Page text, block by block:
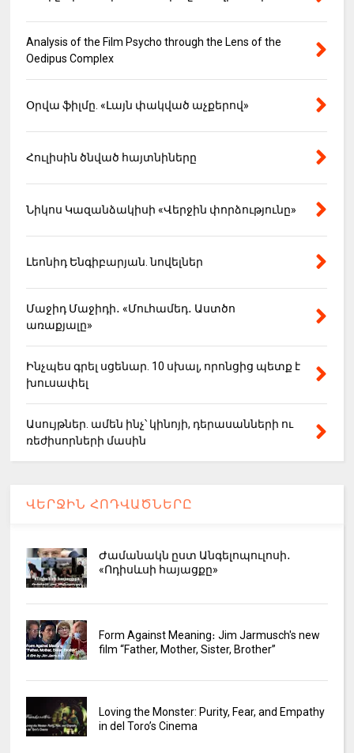
Analysis of the Film Psycho through the Lens of the
Oedipus Complex
Օրվա ֆիլմը. «Լայն փակված աչքերով»
Հուլիսին ծնված հայտնիները
Նիկոս Կազանձակիսի «Վերջին փորձությունը»
Լեոնիդ Ենգիբարյան. նովելներ
Մաջիդ Մաջիդի․ «Մուհամեդ․ Աստծո
առաքյալը»
Ինչպես գրել սցենար. 10 սխալ, որոնցից պետք է
խուսափել
Ասույթներ. ամեն ինչ՝ կինոյի, դերասանների ու
ռեժիսորների մասին
ՎԵՐՋԻՆ ՀՈԴՎԱԾՆԵՐԸ
Ժամանակն ըստ Անգելոպուլոսի․
«Ոդիսևսի հայացքը»
Form Against Meaning։ Jim Jarmusch's new
film “Father, Mother, Sister, Brother”
Loving the Monster: Purity, Fear, and Empathy
in del Toro’s Cinema